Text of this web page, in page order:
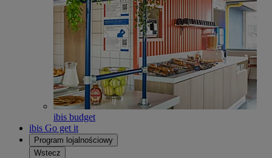
ibis budget
ibis Go get it
Program lojalnościowy
Wstecz